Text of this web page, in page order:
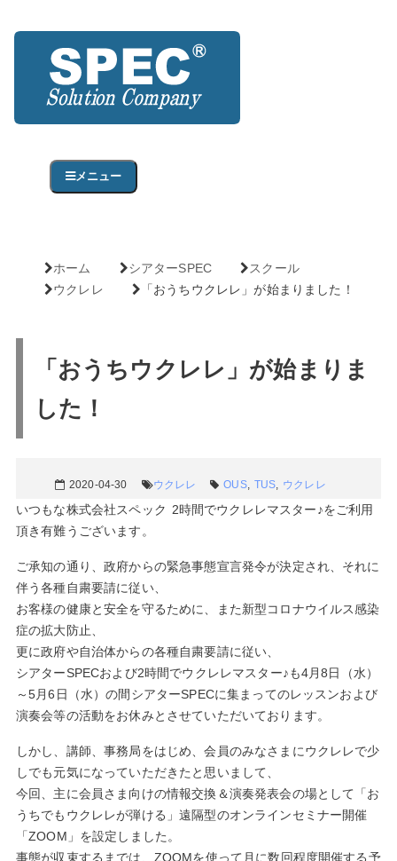
メニュー
ホーム シアターSPEC
スクール
ウクレレ
「おうちウクレレ」が始まりました！
「おうちウクレレ」が始まりま
した！
2020-04-30 ウクレレ OUS, TUS ウクレレ
いつもな株式会社スペック 2時間でウクレレマスター♪をご利用
頂き有難うございます。
ご承知の通り、政府からの緊急事態宣言発令が決定され、それに
伴う各種自粛要請に従い、
お客様の健康と安全を守るために、また新型コロナウイルス感染
症の拡大防止、
更に政府や自治体からの各種自粛要請に従い、
シアターSPECおよび2時間でウクレレマスター♪も4月8日（水）
～5月6日（水）の間シアターSPECに集まってのレッスンおよび
演奏会等の活動をお休みとさせていただいております。
しかし、講師、事務局をはじめ、会員のみなさまにウクレレで少
しでも元気になっていただきたと思いまして、
今回、主に会員さま向けの情報交換＆演奏発表会の場として「お
うちでもウクレレが弾ける」遠隔型のオンラインセミナー開催
「ZOOM」を設定しました。
事態が収束するまでは、ZOOMを使って月に数回程度開催する予